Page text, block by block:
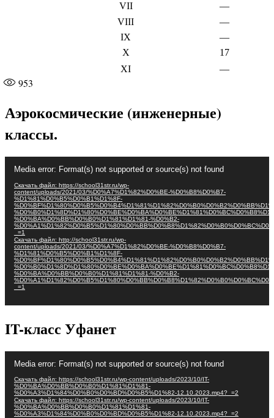
VII
—
VIII
—
IX
—
X
17
XI
—
953
Аэрокосмические (инженерные)
классы.
Media error: Format(s) not supported or source(s) not found
Скачать файл: https://school31str.ru/wp-
content/uploads/2021/03/%D0%A7%D1%82%D0%BE-%D0%B8%D0%B7-
%D1%81%D0%B5%D0%B1%D1%8F-
%D0%BA%D0%BB%D0%B0%D1%81%D1%81-%D0%B2-
_=1
Скачать файл: http://school31str.ru/wp-
content/uploads/2021/03/%D0%A7%D1%82%D0%BE-%D0%B8%D0%B7-
%D1%81%D0%B5%D0%B1%D1%8F-
%D0%BA%D0%BB%D0%B0%D1%81%D1%81-%D0%B2-
_=1
IT-класс Уфанет
Media error: Format(s) not supported or source(s) not found
Скачать файл: https://school31str.ru/wp-content/uploads/2023/10/IT-
%D0%BA%D0%BB%D0%B0%D1%81%D1%81-
%D0%A3%D1%84%D0%B0%D0%BD%D0%B5%D1%82-12.10.2023.mp4?_=2
Скачать файл: https://school31str.ru/wp-content/uploads/2023/10/IT-
%D0%BA%D0%BB%D0%B0%D1%81%D1%81-
%D0%A3%D1%84%D0%B0%D0%BD%D0%B5%D1%82-12.10.2023.mp4?_=2